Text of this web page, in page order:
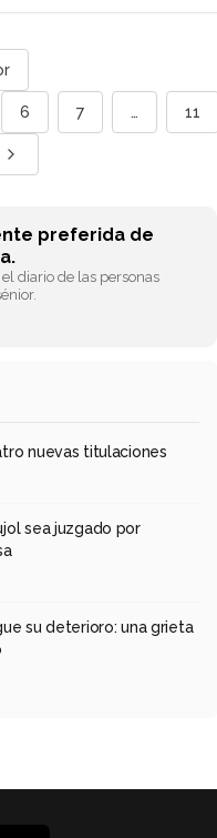
6 7 … 11
preferida de
diario de las personas
nuevas titulaciones
sea juzgado por
su deterioro: una grieta